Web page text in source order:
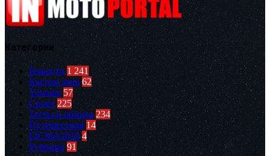
Категории
Новости 1 241
Кастом зона 62
Youtube 57
Спорт 225
Тесты и обзоры 234
Путешествия 14
EICMA2019 4
Рубрики 91